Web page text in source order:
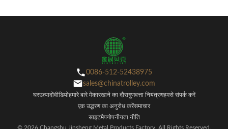
0086-512-52438975
sales@chinatrolley.com
घरउत्पादोंवीडियोहमारे बारे मेंकारखाने का दौरागुणवत्ता नियंत्रणहमसे संपर्क करें
एक उद्धरण का अनुरोध करेंसमाचार
साइटमैपगोपनीयता नीति
© 2026 Changshu Jinsheng Metal Products Factory. All Rights Reserved.